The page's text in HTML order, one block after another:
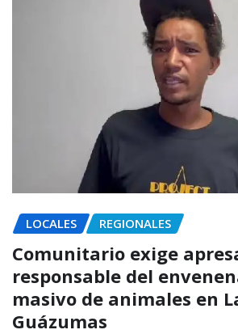
LOCALES REGIONALES
Comunitario exige
responsable del
masivo de animales en
Guázumas